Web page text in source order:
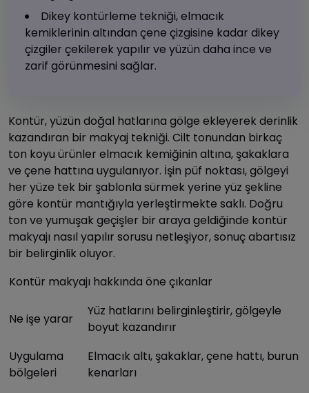
Dikey kontürleme tekniği, elmacık
kemiklerinin altından çene çizgisine kadar dikey
çizgiler çekilerek yapılır ve yüzün daha ince ve
zarif görünmesini sağlar.
Kontür, yüzün doğal hatlarına gölge ekleyerek derinlik
kazandıran bir makyaj tekniği. Cilt tonundan birkaç
ton koyu ürünler elmacık kemiğinin altına, şakaklara
ve çene hattına uygulanıyor. İşin püf noktası, gölgeyi
her yüze tek bir şablonla sürmek yerine yüz şekline
göre kontür mantığıyla yerleştirmekte saklı. Doğru
ton ve yumuşak geçişler bir araya geldiğinde kontür
makyajı nasıl yapılır sorusu netleşiyor, sonuç abartısız
bir belirginlik oluyor.
Kontür makyajı hakkında öne çıkanlar
Ne işe yarar
Yüz hatlarını belirginleştirir, gölgeyle
boyut kazandırır
Uygulama
bölgeleri
Elmacık altı, şakaklar, çene hattı, burun
kenarları